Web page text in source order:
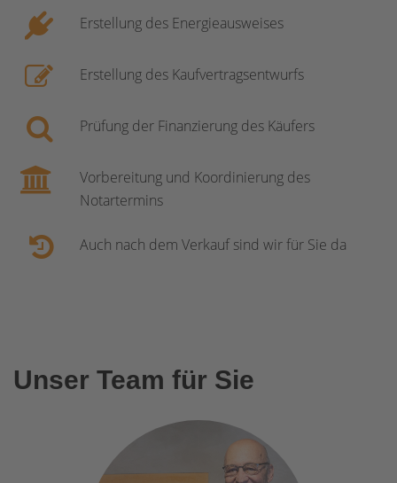
Erstellung des Energieausweises
Erstellung des Kaufvertragsentwurfs
Prüfung der Finanzierung des Käufers
Vorbereitung und Koordinierung des
Notartermins
Auch nach dem Verkauf sind wir für Sie da
Unser Team für Sie